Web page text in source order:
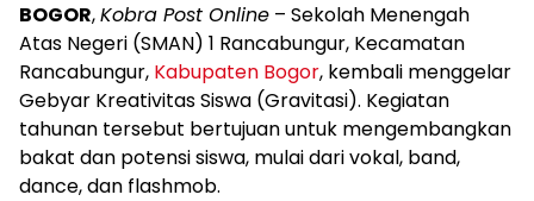
BOGOR,Kobra Post Online – Sekolah Menengah
Atas Negeri (SMAN) 1 Rancabungur, Kecamatan
Rancabungur, Kabupaten Bogor, kembali menggelar
Gebyar Kreativitas Siswa (Gravitasi). Kegiatan
tahunan tersebut bertujuan untuk mengembangkan
bakat dan potensi siswa, mulai dari vokal, band,
dance, dan flashmob.